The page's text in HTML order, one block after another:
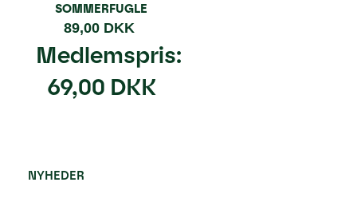
SOMMERFUGLE
89,00 DKK
Medlemspris:
69,00 DKK
NYHEDER